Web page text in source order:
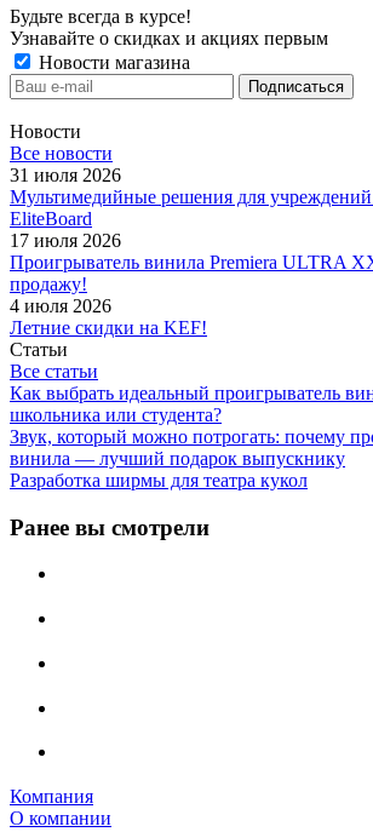
Будьте всегда в курсе!
Узнавайте о скидках и акциях первым
Новости магазина
Новости
Все новости
31 июля 2026
Мультимедийные решения для учреждений
EliteBoard
17 июля 2026
Проигрыватель винила Premiera ULTRA
продажу!
4 июля 2026
Летние скидки на KEF!
Статьи
Все статьи
Как выбрать идеальный проигрыватель
школьника или студента?
Звук, который можно потрогать: почему
винила — лучший подарок выпускнику
Разработка ширмы для театра кукол
Ранее вы смотрели
Компания
О компании